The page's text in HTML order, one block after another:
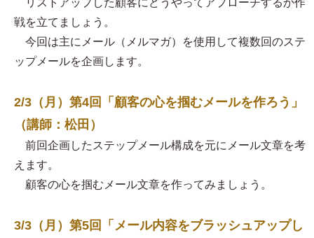
リストアップした顧客にどうやってアプローチするか作
戦を立てましょう。
今回は主にメール（メルマガ）を使用して複数回のステ
ップメールを企画します。
2/3（月）第4回「顧客の心を掴むメールを作ろう」
（講師：松田）
前回企画したステップメール構成を元にメール文章を考
えます。
顧客の心を掴むメール文章を作ってみましょう。
3/3（月）第5回「メール内容をブラッシュアップし